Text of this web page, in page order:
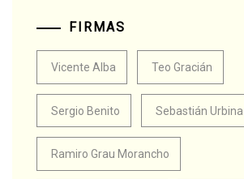
FIRMAS
Vicente Alba Teo Gracián
Sergio Benito Sebastián Urbina
Ramiro Grau Morancho